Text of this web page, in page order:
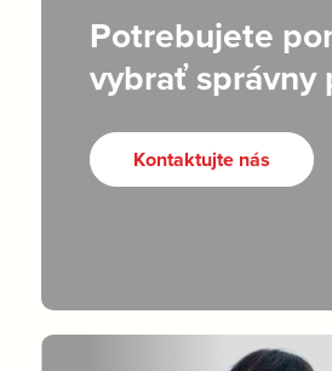
Potrebujete
vybrať správny
Kontaktujte nás